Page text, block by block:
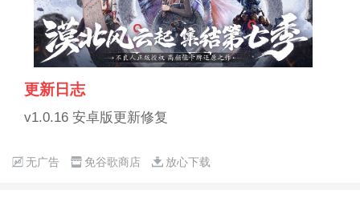
更新日志
v1.0.16 安卓版更新修复
无广告 免谷歌商店 放心下载